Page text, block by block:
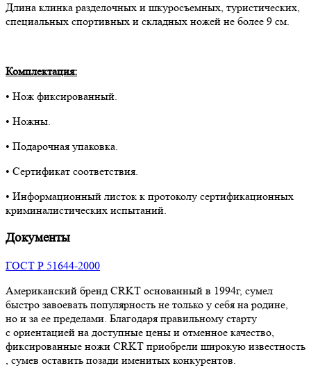
Длина клинка разделочных и шкуросъемных, туристических,
специальных спортивных и складных ножей не более 9 см.
Комплектация:
• Нож фиксированный.
• Ножны.
• Подарочная упаковка.
• Сертификат соответствия.
• Информационный листок к протоколу сертификационных
криминалистических испытаний.
Документы
ГОСТ Р 51644-2000
Американский бренд CRKT основанный в 1994г, сумел
быстро завоевать популярность не только у себя на родине,
но и за ее пределами. Благодаря правильному старту
с ориентацией на доступные цены и отменное качество,
фиксированные ножи CRKT приобрели широкую известность
, сумев оставить позади именитых конкурентов.